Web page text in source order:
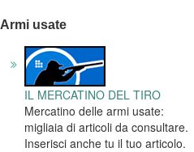
Armi usate
IL MERCATINO DEL TIRO
Mercatino delle armi usate:
migliaia di articoli da consultare.
Inserisci anche tu il tuo articolo.